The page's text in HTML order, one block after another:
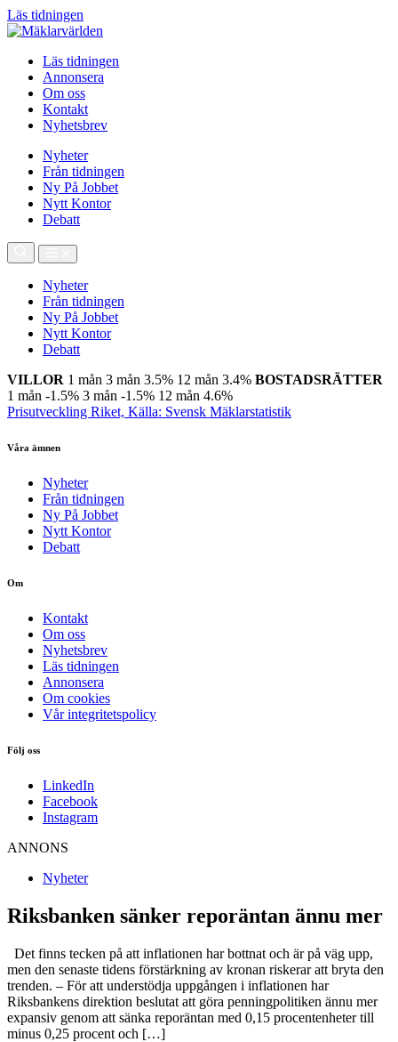
Läs tidningen
Läs tidningen
Annonsera
Om oss
Kontakt
Nyhetsbrev
Nyheter
Från tidningen
Ny På Jobbet
Nytt Kontor
Debatt
Nyheter
Från tidningen
Ny På Jobbet
Nytt Kontor
Debatt
VILLOR 1 mån 3 mån 3.5% 12 mån 3.4% BOSTADSRÄTTER
1 mån -1.5% 3 mån -1.5% 12 mån 4.6%
Prisutveckling Riket, Källa: Svensk Mäklarstatistik
Våra ämnen
Nyheter
Från tidningen
Ny På Jobbet
Nytt Kontor
Debatt
Om
Kontakt
Om oss
Nyhetsbrev
Läs tidningen
Annonsera
Om cookies
Vår integritetspolicy
Följ oss
LinkedIn
Facebook
Instagram
ANNONS
Nyheter
Riksbanken sänker reporäntan ännu mer
Det finns tecken på att inflationen har bottnat och är på väg upp,
men den senaste tidens förstärkning av kronan riskerar att bryta den
trenden. – För att understödja uppgången i inflationen har
Riksbankens direktion beslutat att göra penningpolitiken ännu mer
expansiv genom att sänka reporäntan med 0,15 procentenheter till
minus 0,25 procent och […]